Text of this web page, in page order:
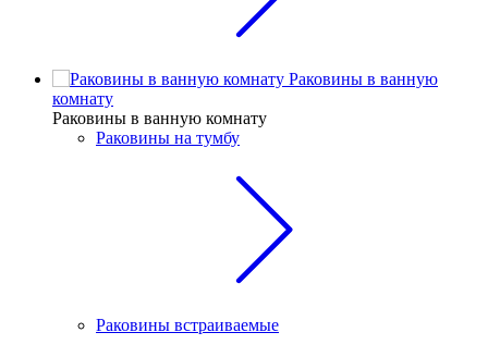
Раковины в ванную
комнату
Раковины в ванную комнату
Раковины на тумбу
Раковины встраиваемые